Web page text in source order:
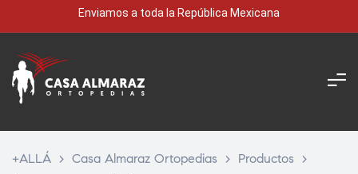
Enviamos a toda la República Mexicana
+ALLÁ > Casa Almaraz Ortopedias > Productos
>